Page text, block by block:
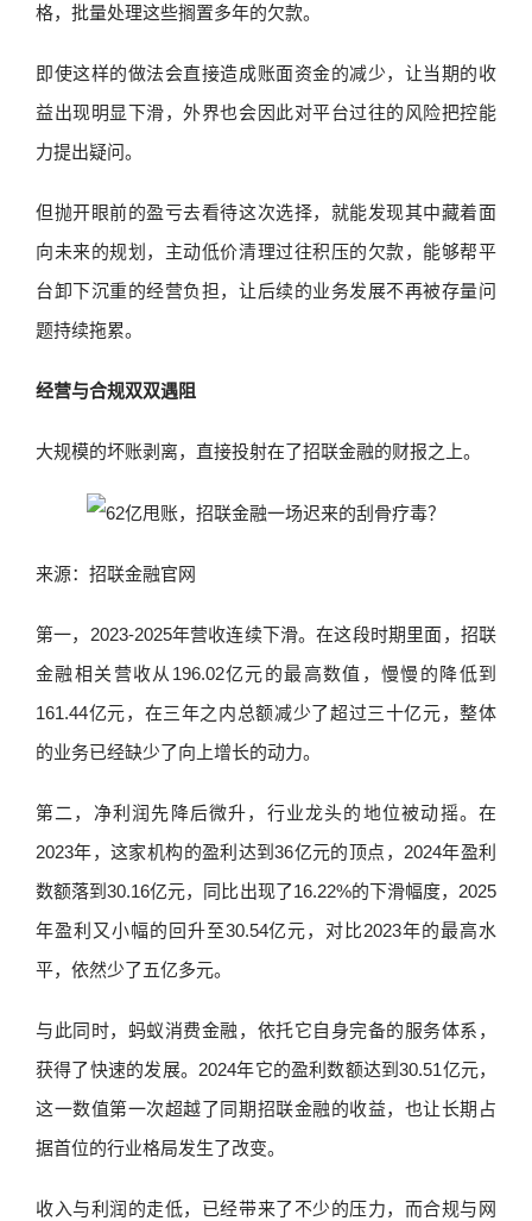
格，批量处理这些搁置多年的欠款。
即使这样的做法会直接造成账面资金的减少，让当期的收
益出现明显下滑，外界也会因此对平台过往的风险把控能
力提出疑问。
但抛开眼前的盈亏去看待这次选择，就能发现其中藏着面
向未来的规划，主动低价清理过往积压的欠款，能够帮平
台卸下沉重的经营负担，让后续的业务发展不再被存量问
题持续拖累。
经营与合规双双遇阻
大规模的坏账剥离，直接投射在了招联金融的财报之上。
来源：招联金融官网
第一，2023-2025年营收连续下滑。在这段时期里面，招联
金融相关营收从196.02亿元的最高数值，慢慢的降低到
161.44亿元，在三年之内总额减少了超过三十亿元，整体
的业务已经缺少了向上增长的动力。
第二，净利润先降后微升，行业龙头的地位被动摇。在
2023年，这家机构的盈利达到36亿元的顶点，2024年盈利
数额落到30.16亿元，同比出现了16.22%的下滑幅度，2025
年盈利又小幅的回升至30.54亿元，对比2023年的最高水
平，依然少了五亿多元。
与此同时，蚂蚁消费金融，依托它自身完备的服务体系，
获得了快速的发展。2024年它的盈利数额达到30.51亿元，
这一数值第一次超越了同期招联金融的收益，也让长期占
据首位的行业格局发生了改变。
收入与利润的走低，已经带来了不少的压力，而合规与网